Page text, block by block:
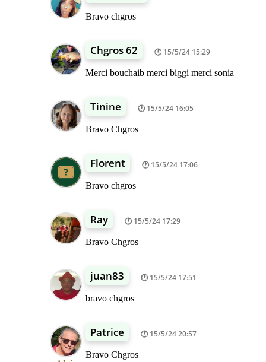
Bravo chgros
Chgros 62 15/5/24 15:29
Merci bouchaib merci biggi merci sonia
Tinine 15/5/24 16:05
Bravo Chgros
Florent 15/5/24 17:06
Bravo chgros
Ray 15/5/24 17:29
Bravo Chgros
juan83 15/5/24 17:51
bravo chgros
Patrice 15/5/24 20:57
Bravo Chgros